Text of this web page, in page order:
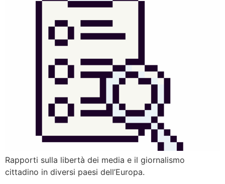
Rapporti sulla libertà dei media e il giornalismo
cittadino in diversi paesi dell’Europa.